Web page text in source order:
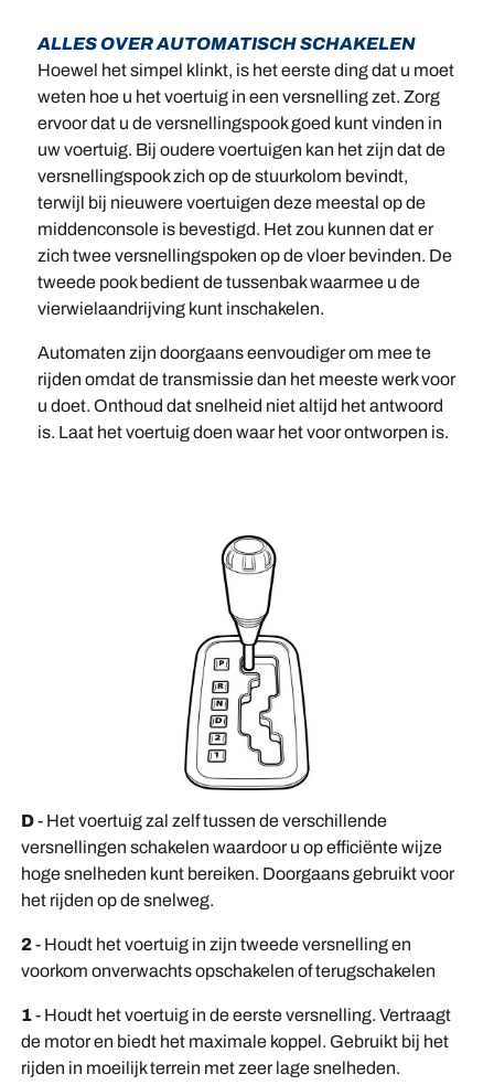
ALLES OVER AUTOMATISCH SCHAKELEN
Hoewel het simpel klinkt, is het eerste ding dat u moet
weten hoe u het voertuig in een versnelling zet. Zorg
ervoor dat u de versnellingspook goed kunt vinden in
uw voertuig. Bij oudere voertuigen kan het zijn dat de
versnellingspook zich op de stuurkolom bevindt,
terwijl bij nieuwere voertuigen deze meestal op de
middenconsole is bevestigd. Het zou kunnen dat er
zich twee versnellingspoken op de vloer bevinden. De
tweede pook bedient de tussenbak waarmee u de
vierwielaandrijving kunt inschakelen.
Automaten zijn doorgaans eenvoudiger om mee te
rijden omdat de transmissie dan het meeste werk voor
u doet. Onthoud dat snelheid niet altijd het antwoord
is. Laat het voertuig doen waar het voor ontworpen is.
D- Het voertuig zal zelf tussen de verschillende
versnellingen schakelen waardoor u op efficiënte wijze
hoge snelheden kunt bereiken. Doorgaans gebruikt voor
het rijden op de snelweg.
2- Houdt het voertuig in zijn tweede versnelling en
voorkom onverwachts opschakelen of terugschakelen
1- Houdt het voertuig in de eerste versnelling. Vertraagt
de motor en biedt het maximale koppel. Gebruikt bij het
rijden in moeilijk terrein met zeer lage snelheden.